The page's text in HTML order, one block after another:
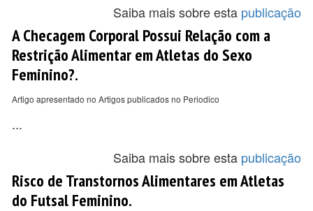
Saiba mais sobre esta publicação
A Checagem Corporal Possui Relação com a
Restrição Alimentar em Atletas do Sexo
Feminino?.
Artigo apresentado no Artigos publicados no Periodico
...
Saiba mais sobre esta publicação
Risco de Transtornos Alimentares em Atletas
do Futsal Feminino.